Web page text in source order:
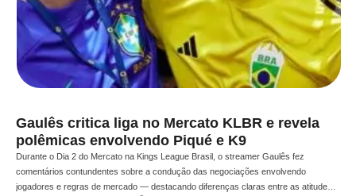
Gaulês critica liga no Mercato KLBR e revela
polêmicas envolvendo Piqué e K9
Durante o Dia 2 do Mercato na Kings League Brasil, o streamer Gaulês fez
comentários contundentes sobre a condução das negociações envolvendo
jogadores e regras de mercado — destacando diferenças claras entre as atitudes